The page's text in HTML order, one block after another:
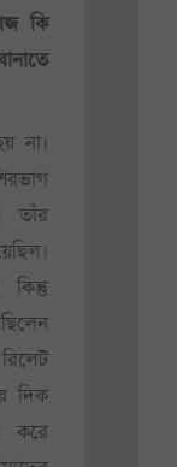
কি
না।
তাঁর
দিক
করে